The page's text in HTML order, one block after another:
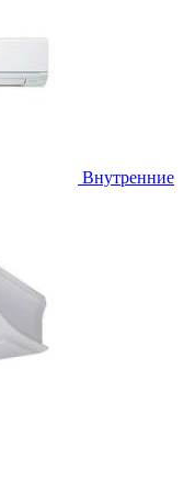
Внутренние